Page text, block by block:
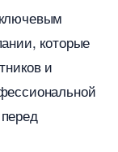
которые
и